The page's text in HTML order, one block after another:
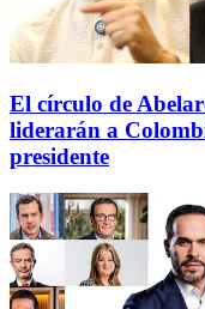
El círculo de
liderarán a
presidente